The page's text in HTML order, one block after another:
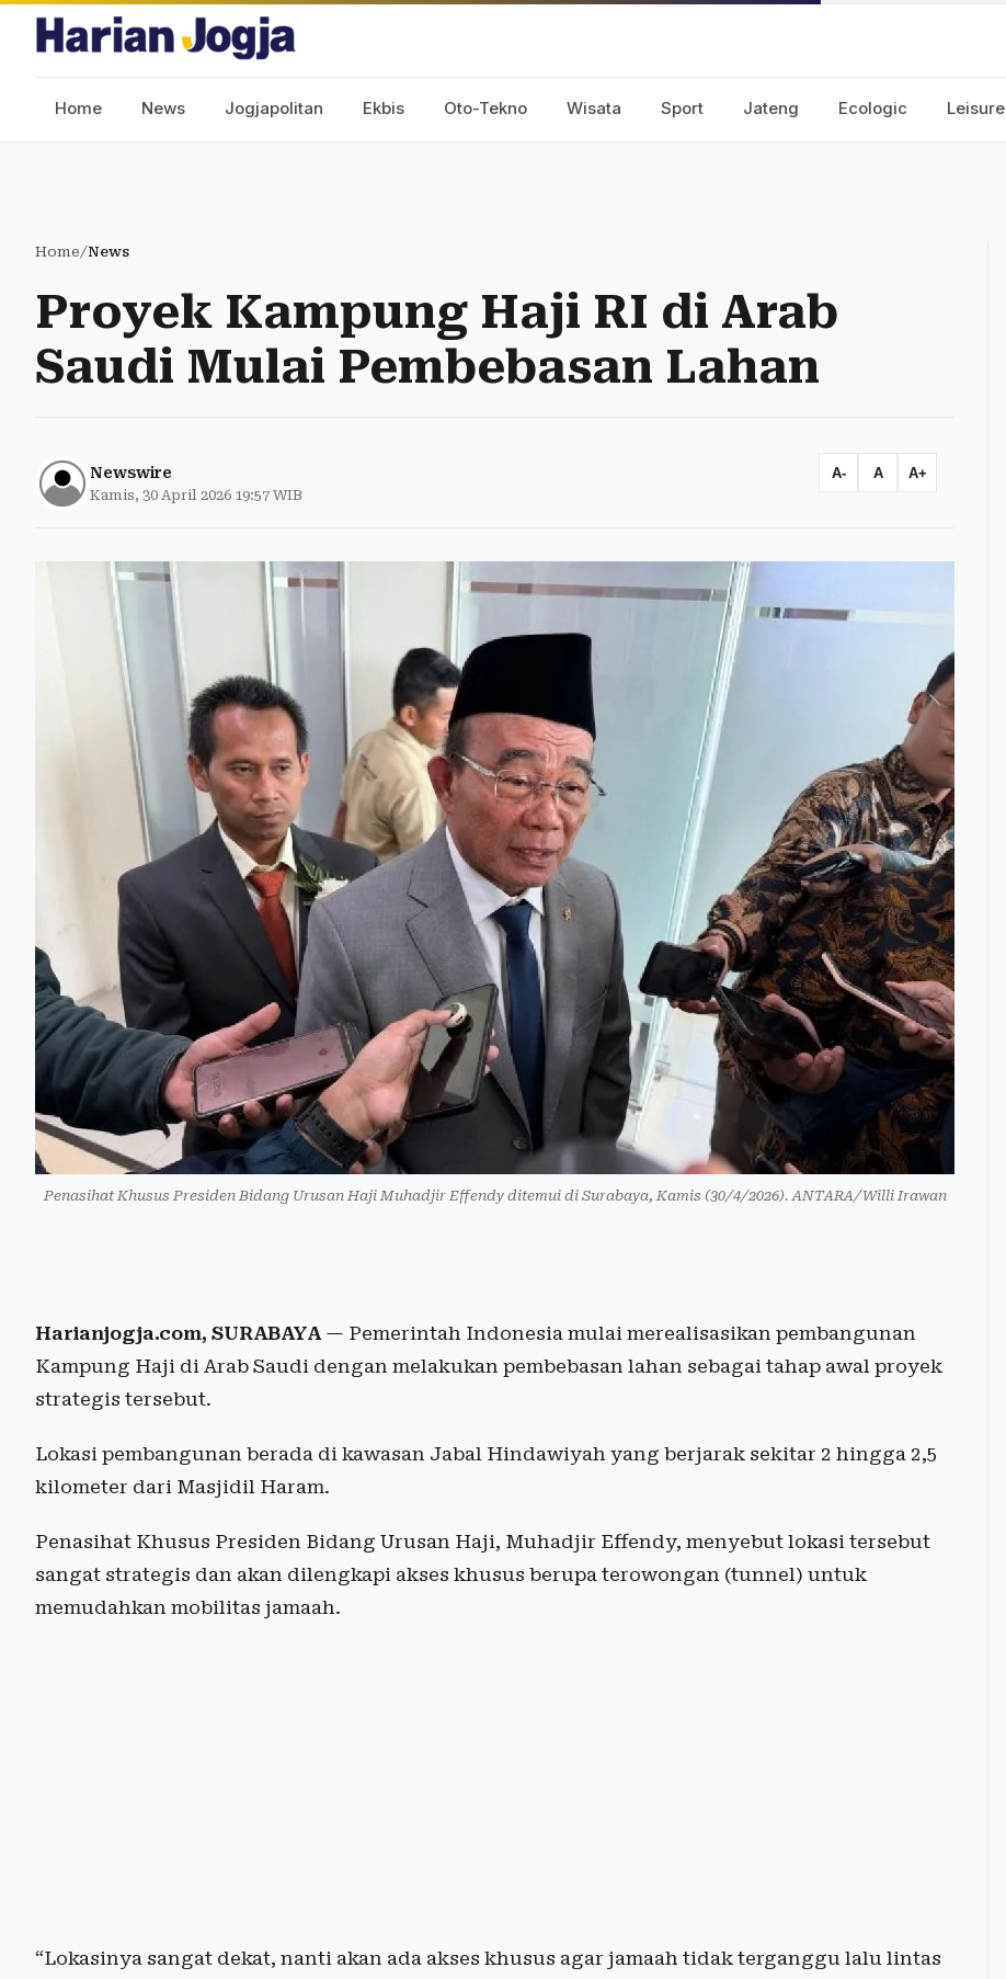
Home News Jogjapolitan Ekbis Oto-Tekno Wisata Sport Jateng Ecologic Leisure
Home/News
Proyek Kampung Haji RI di Arab
Saudi Mulai Pembebasan Lahan
Newswire
Kamis, 30 April 2026 19:57 WIB
A- A A+
Penasihat Khusus Presiden Bidang Urusan Haji Muhadjir Effendy ditemui di Surabaya, Kamis (30/4/2026). ANTARA/Willi Irawan
Harianjogja.com, SURABAYA— Pemerintah Indonesia mulai merealisasikan pembangunan
Kampung Haji di Arab Saudi dengan melakukan pembebasan lahan sebagai tahap awal proyek
strategis tersebut.
Lokasi pembangunan berada di kawasan Jabal Hindawiyah yang berjarak sekitar 2 hingga 2,5
kilometer dari Masjidil Haram.
Penasihat Khusus Presiden Bidang Urusan Haji, Muhadjir Effendy, menyebut lokasi tersebut
sangat strategis dan akan dilengkapi akses khusus berupa terowongan (tunnel) untuk
memudahkan mobilitas jamaah.
“Lokasinya sangat dekat, nanti akan ada akses khusus agar jamaah tidak terganggu lalu lintas